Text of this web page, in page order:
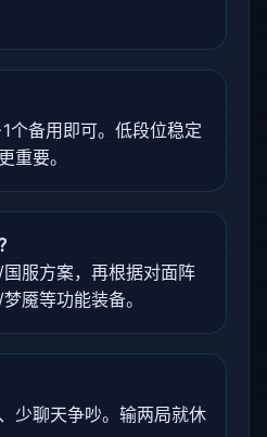
个备用即可。低段位稳定
重要。
服方案，再根据对面阵
魇等功能装备。
少聊天争吵。输两局就休